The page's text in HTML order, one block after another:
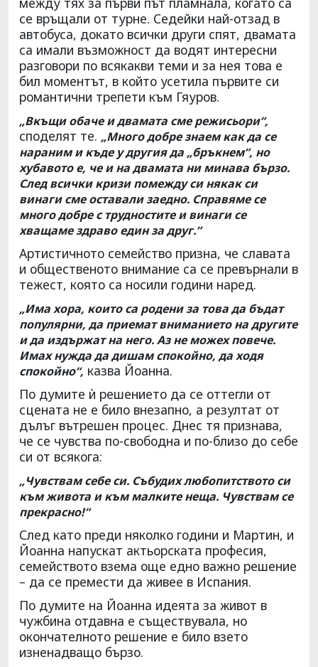
се връщали от турне. Седейки най-отзад в
автобуса, докато всички други спят, двамата
са имали възможност да водят интересни
разговори по всякакви теми и за нея това е
бил моментът, в който усетила първите си
романтични трепети към Гяуров.
„Вкъщи обаче и двамата сме режисьори“,
споделят те. „Много добре знаем как да се
нараним и къде у другия да „бръкнем“, но
хубавото е, че и на двамата ни минава бързо.
След всички кризи помежду си някак си
винаги сме оставали заедно. Справяме се
много добре с трудностите и винаги се
хващаме здраво един за друг.“
Артистичното семейство призна, че славата
и общественото внимание са се превърнали в
тежест, която са носили години наред.
„Има хора, които са родени за това да бъдат
популярни, да приемат вниманието на другите
и да издържат на него. Аз не можех повече.
Имах нужда да дишам спокойно, да ходя
спокойно“, казва Йоанна.
По думите ѝ решението да се оттегли от
сцената не е било внезапно, а резултат от
дълъг вътрешен процес. Днес тя признава,
че се чувства по-свободна и по-близо до себе
си от всякога:
„Чувствам себе си. Събудих любопитството си
към живота и към малките неща. Чувствам се
прекрасно!“
След като преди няколко години и Мартин, и
Йоанна напускат актьорската професия,
семейството взема още едно важно решение
– да се премести да живее в Испания.
По думите на Йоанна идеята за живот в
чужбина отдавна е съществувала, но
окончателното решение е било взето
изненадващо бързо.